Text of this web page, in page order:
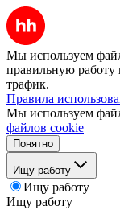
Мы используем
правильную работу
трафик.
Правила
Мы используем
файлов cookie
Понятно
Ищу работу
Ищу работу
Ищу работу